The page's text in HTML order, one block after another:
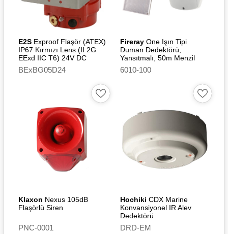
E2S Exproof Flaşör (ATEX)
IP67 Kırmızı Lens (II 2G
EExd IIC T6) 24V DC
BExBG05D24
Fireray One Işın Tipi
Duman Dedektörü,
Yansıtmalı, 50m Menzil
6010-100
Klaxon Nexus 105dB
Flaşörlü Siren
PNC-0001
Hochiki CDX Marine
Konvansiyonel IR Alev
Dedektörü
DRD-EM